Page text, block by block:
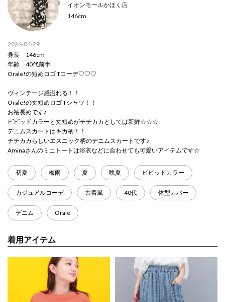
イオンモールかほく店
146cm
2026-04-29
身長 146cm
年齢 40代前半
Orale!の短めロゴ Tコーデ♡♡♡
ヴィンテージ感溢れる！！
Orale!の丈短めロゴ Tシャツ！！
お袖長めです♪
ビビッドカラーと丈短めがチチカカとしては新鮮☆☆☆
デニムスカートはキカ柄！！
チチカカらしいエスニック柄のデニムスカートです♪
Aminaさんのミニトートは浴衣などに合わせても可愛いアイテムです☆
初夏 梅雨 夏 晩夏 ビビッドカラー
カジュアルコーデ 古着風 40代 体型カバー
デニム Orale
着用アイテム